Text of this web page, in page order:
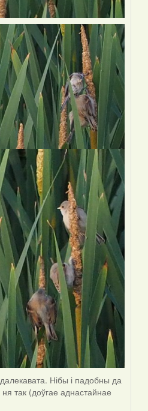
Нібы і падобны да
так (доўгае аднастайнае